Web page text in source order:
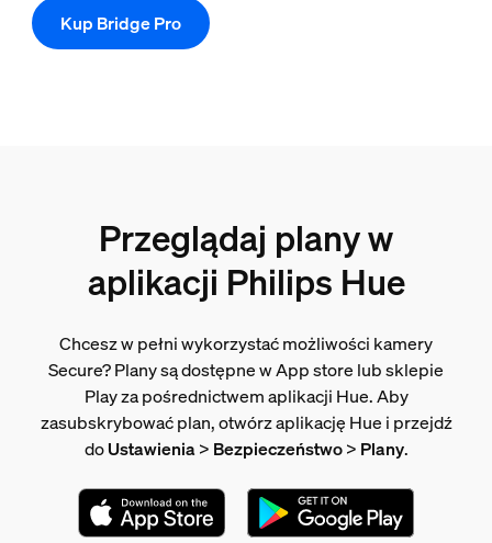
Kup Bridge Pro
Przeglądaj plany w
aplikacji Philips Hue
Chcesz w pełni wykorzystać możliwości kamery
Secure? Plany są dostępne w App store lub sklepie
Play za pośrednictwem aplikacji Hue. Aby
zasubskrybować plan, otwórz aplikację Hue i przejdź
doUstawienia> Bezpieczeństwo> Plany.